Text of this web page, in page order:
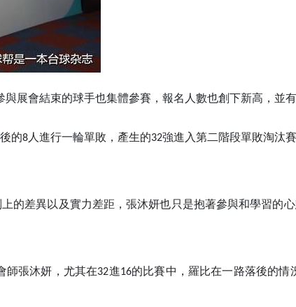
展會結束的球手也集體參賽，報名人數也創下新高，並
的8人進行一輪單敗，產生的32強進入第二階段單敗淘汰
的差異以及實力差距，張沐妍也只是抱著參與和學習的
張沐妍，尤其在32進16的比賽中，羅比在一路落後的